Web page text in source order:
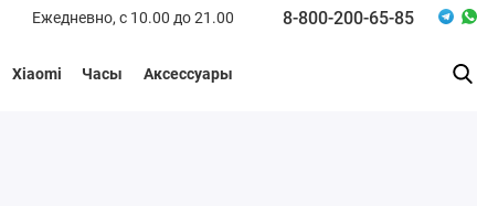
Ежедневно, с 10.00 до 21.00 8-800-200-65-85
Xiaomi Часы Аксессуары